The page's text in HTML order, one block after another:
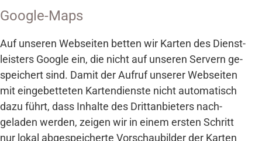
Google-Maps
Auf unseren Web­seiten betten wir Karten des Dienst­
leisters Google ein, die nicht auf unseren Servern ge­
speichert sind. Damit der Aufruf unserer Web­seiten
mit ein­gebetteten Karten­dienste nicht auto­matisch
dazu führt, dass Inhalte des Dritt­anbieters nach­
geladen werden, zeigen wir in einem ersten Schritt
nur lokal ab­ge­speicherte Vor­schau­bilder der Karten